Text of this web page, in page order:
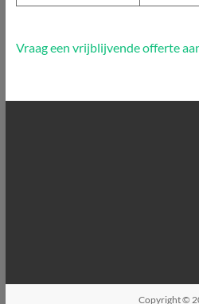
Vraag een vrijblijvende offerte
Copyright ©